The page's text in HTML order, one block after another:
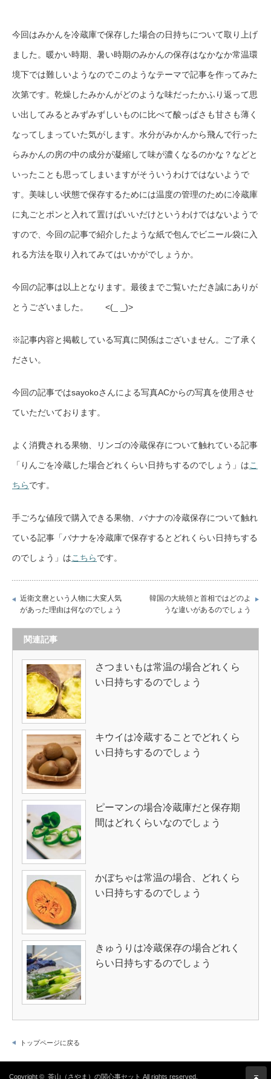
今回はみかんを冷蔵庫で保存した場合の日持ちについて取り上げ
ました。暖かい時期、暑い時期のみかんの保存はなかなか常温環
境下では難しいようなのでこのようなテーマで記事を作ってみた
次第です。乾燥したみかんがどのような味だったかふり返って思
い出してみるとみずみずしいものに比べて酸っぱさも甘さも薄く
なってしまっていた気がします。水分がみかんから飛んで行った
らみかんの房の中の成分が凝縮して味が濃くなるのかな？などと
いったことも思ってしまいますがそういうわけではないようで
す。美味しい状態で保存するためには温度の管理のために冷蔵庫
に丸ごとポンと入れて置けばいいだけというわけではないようで
すので、今回の記事で紹介したような紙で包んでビニール袋に入
れる方法を取り入れてみてはいかがでしょうか。
今回の記事は以上となります。最後までご覧いただき誠にありが
とうございました。 <(_ _)>
※記事内容と掲載している写真に関係はございません。ご了承く
ださい。
今回の記事ではsayokoさんによる写真ACからの写真を使用させ
ていただいております。
よく消費される果物、リンゴの冷蔵保存について触れている記事
「りんごを冷蔵した場合どれくらい日持ちするのでしょう」はこ
ちらです。
手ごろな値段で購入できる果物、バナナの冷蔵保存について触れ
ている記事「バナナを冷蔵庫で保存するとどれくらい日持ちする
のでしょう」はこちらです。
近衛文麿という人物に大変人気
があった理由は何なのでしょう
韓国の大統領と首相ではどのよ
うな違いがあるのでしょう
関連記事
さつまいもは常温の場合どれくら
い日持ちするのでしょう
キウイは冷蔵することでどれくら
い日持ちするのでしょう
ピーマンの場合冷蔵庫だと保存期
間はどれくらいなのでしょう
かぼちゃは常温の場合、どれくら
い日持ちするのでしょう
きゅうりは冷蔵保存の場合どれく
らい日持ちするのでしょう
トップページに戻る
Copyright © 茶山（さやま）の関心事セット All rights reserved.